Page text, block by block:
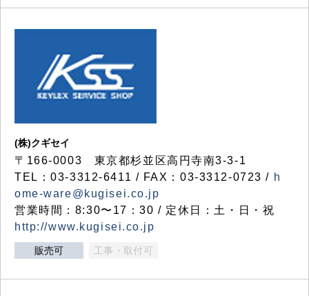
(株)クギセイ
〒166-0003 東京都杉並区高円寺南3-3-1
TEL：03-3312-6411 / FAX：03-3312-0723 / h
ome-ware@kugisei.co.jp
営業時間：8:30〜17：30 / 定休日：土・日・祝
http://www.kugisei.co.jp
販売可 工事・取付可